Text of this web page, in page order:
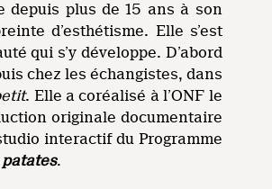
plus de 15 ans à son
d’esthétisme. Elle s’est
qui s’y développe. D’abord
chez les échangistes, dans
. Elle a coréalisé à l’ONF le
originale documentaire
interactif du Programme
patates.